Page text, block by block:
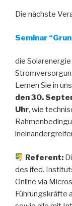
Die nächste
Seminar
die
Lernen Sie in
den 30.
Uhr, wie
Referent:
des ifed.
Online via
Führungskräfte